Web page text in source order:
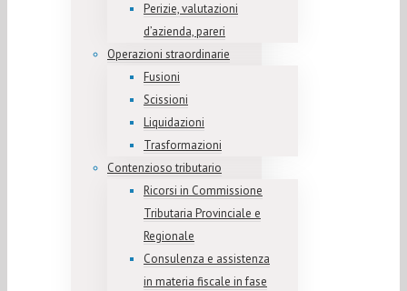
Perizie, valutazioni
d’azienda, pareri
Operazioni straordinarie
Fusioni
Scissioni
Liquidazioni
Trasformazioni
Contenzioso tributario
Ricorsi in Commissione
Tributaria Provinciale e
Regionale
Consulenza e assistenza
in materia fiscale in fase